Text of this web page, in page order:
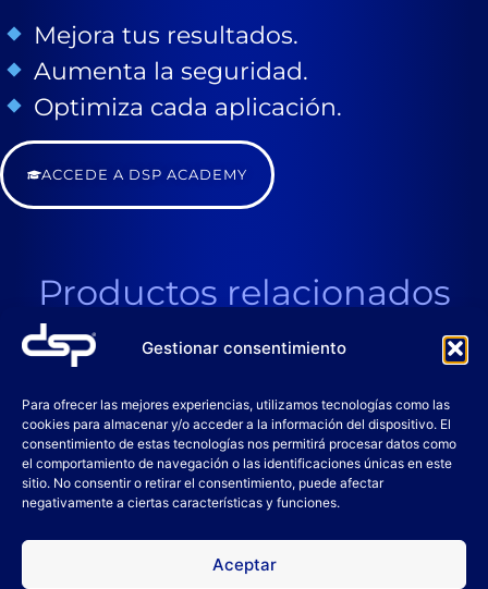
Gestionar consentimiento
Para ofrecer las mejores experiencias, utilizamos tecnologías como las
cookies para almacenar y/o acceder a la información del dispositivo. El
consentimiento de estas tecnologías nos permitirá procesar datos como
el comportamiento de navegación o las identificaciones únicas en este
sitio. No consentir o retirar el consentimiento, puede afectar
negativamente a ciertas características y funciones.
Aceptar
Mejora tus resultados.
Aumenta la seguridad.
Optimiza cada aplicación.
ACCEDE A DSP ACADEMY
Productos relacionados